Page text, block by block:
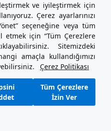
ve iyileştirmek için
Çerez ayarlarınızı
seçeneğine veya tüm
etmek için “Tüm Çerezlere
Sitemizdeki
amaçla kullandığımızı
Çerez Politikası
Tüm Çerezlere
İzin Ver